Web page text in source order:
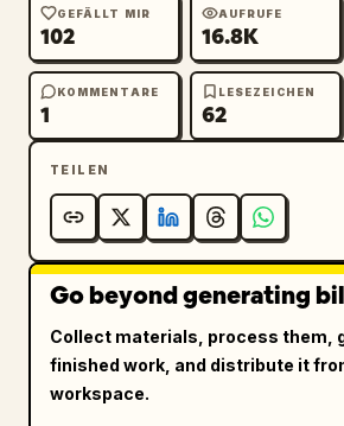
GEFÄLLT MIR
102
AUFRUFE
16.8K
KOMMENTARE
1
LESEZEICHEN
62
TEILEN
Go beyond generating
Collect materials, process them,
finished work, and distribute it
workspace.